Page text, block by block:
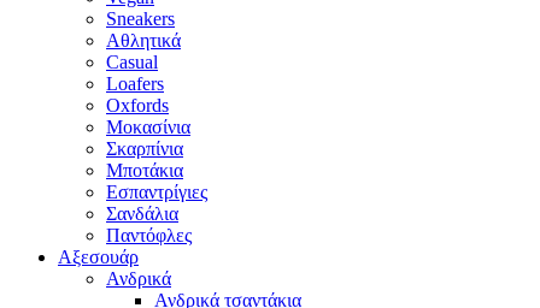
Sneakers
Αθλητικά
Casual
Loafers
Oxfords
Μοκασίνια
Σκαρπίνια
Μποτάκια
Εσπαντρίγιες
Σανδάλια
Παντόφλες
Αξεσουάρ
Ανδρικά
Ανδρικά τσαντάκια